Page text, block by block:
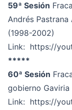
59ª Sesión
Andrés
(1998-2002)
Link: https://
*****
60ª Sesión
gobierno Gaviria
Link: https://